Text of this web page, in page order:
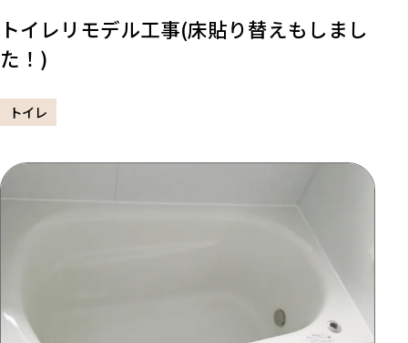
トイレリモデル工事(床貼り替えもしまし
た！)
トイレ